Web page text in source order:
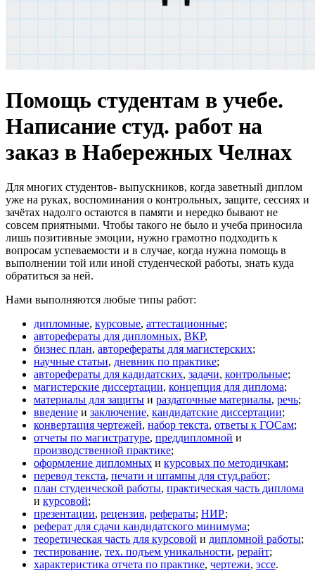
Помощь студентам в учебе.
Написание студ. работ на
заказ в Набережных Челнах
Для многих студентов- выпускников, когда заветный диплом
уже на руках, воспоминания о контрольных, защите, сессиях и
зачётах надолго остаются в памяти и нередко бывают не
совсем приятными. Чтобы такого не было и учеба приносила
лишь позитивные эмоции, нужно грамотно подходить к
вопросам успеваемости и в случае, когда нужна помощь в
выполнении той или иной студенческой работы, знать куда
обратиться за ней.
Нами выполняются любые типы работ:
дипломные, курсовые, аттестационные;
авторефераты для дипломных, ВКР,
бизнес план, авторефераты для магистерских;
научные статьи, дневник по практике;
авторефераты для кадидатских, задачи, контрольные;
магистерские диссертации, концепция для диплома;
материалы для защиты и раздаточные материалы, речь;
введение и заключение, кандидатские диссертации;
конвертация чертежей, набор текста, ответы к ГОСам;
отчеты по магистратуре, преддипломной и
производственной практике;
оформление дипломных и курсовых по методичкам;
перевод текста, печати и штампы для студ.работ;
план студенческой работы, практическая часть диплома
и курсовой;
презентации, рецензия, рефераты; НИР;
реферат для сдачи кандидатского минимума;
теоретическая часть для курсовой и дипломной работы;
тестирование, тех. подъем уникальности, рерайт;
характеристика отчета по практике, чертежи, эссе.